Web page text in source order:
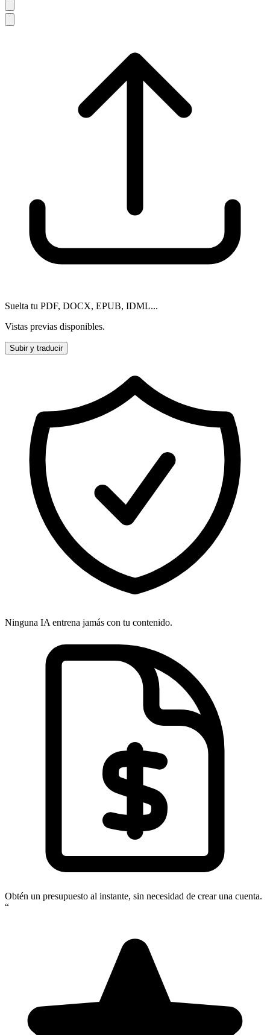
Suelta tu PDF, DOCX, EPUB, IDML...
Vistas previas disponibles.
Subir y traducir
Ninguna IA entrena jamás con tu contenido.
Obtén un presupuesto al instante, sin necesidad de crear una cuenta.
“